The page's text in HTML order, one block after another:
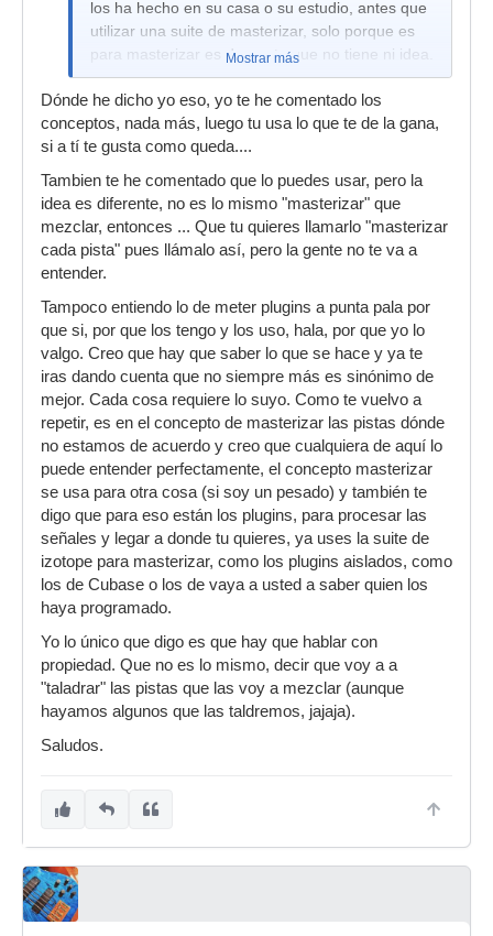
los ha hecho en su casa o su estudio, antes que
utilizar una suite de masterizar, solo porque es
para masterizar es de gente que no tiene ni idea.
Mostrar más
Dónde he dicho yo eso, yo te he comentado los
conceptos, nada más, luego tu usa lo que te de la gana,
si a tí te gusta como queda....
Tambien te he comentado que lo puedes usar, pero la
idea es diferente, no es lo mismo "masterizar" que
mezclar, entonces ... Que tu quieres llamarlo "masterizar
cada pista" pues llámalo así, pero la gente no te va a
entender.
Tampoco entiendo lo de meter plugins a punta pala por
que si, por que los tengo y los uso, hala, por que yo lo
valgo. Creo que hay que saber lo que se hace y ya te
iras dando cuenta que no siempre más es sinónimo de
mejor. Cada cosa requiere lo suyo. Como te vuelvo a
repetir, es en el concepto de masterizar las pistas dónde
no estamos de acuerdo y creo que cualquiera de aquí lo
puede entender perfectamente, el concepto masterizar
se usa para otra cosa (si soy un pesado) y también te
digo que para eso están los plugins, para procesar las
señales y legar a donde tu quieres, ya uses la suite de
izotope para masterizar, como los plugins aislados, como
los de Cubase o los de vaya a usted a saber quien los
haya programado.
Yo lo único que digo es que hay que hablar con
propiedad. Que no es lo mismo, decir que voy a a
"taladrar" las pistas que las voy a mezclar (aunque
hayamos algunos que las taldremos, jajaja).
Saludos.